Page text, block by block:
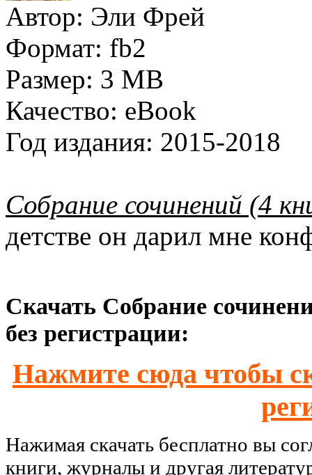
Автор: Эли Фрей
Формат: fb2
Размер: 3 MB
Качество: eBook
Год издания: 2015-2018
Собрание сочинений (4
детстве он дарил мне
Скачать Собрание
без регистрации:
Нажмите сюда чтобы
Нажимая скачать бесплатно вы
книги, журналы и другая